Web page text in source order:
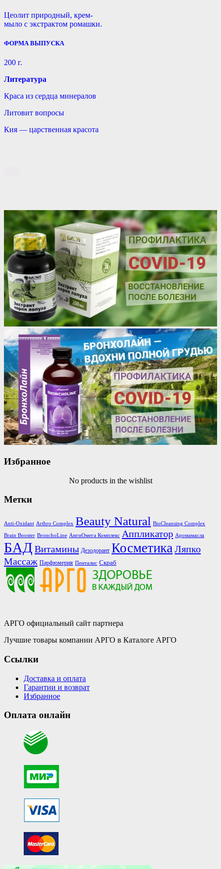
Цеолит природный, крем-
мыло с экстрактом ромашки.
ФОРМА ВЫПУСКА
200 г.
Литература
Краса из сердца минералов
Литовит вопросы
Кия — царственная красота
Избранное
No products in the wishlist
Метки
Anti-Oxidant Arthro Complex Beauty Natural BioCleansing Complex
Brain Booster BronchoLine АнгиОмега Комплекс Аппликатор Аромамасла
БАД Витамины Дезодорант КосметикаЛяпко
Массаж Парфюмерия Пенталис Скраб
АРГО официальный сайт партнера
Лучшие товары компании АРГО в Каталоге АРГО
Ссылки
Доставка и оплата
Гарантии и возврат
Избранное
Оплата онлайн